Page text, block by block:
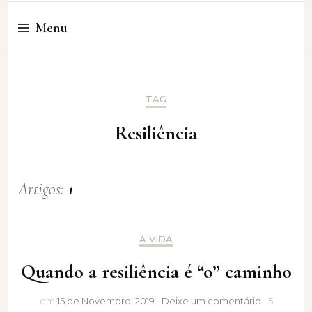
Cristina Amaro
Menu
TAG
Resiliência
Artigos:1
A VIDA
Quando a resiliência é “o” caminho
em 15 de Novembro, 2019 Deixe um comentárioQuando
5